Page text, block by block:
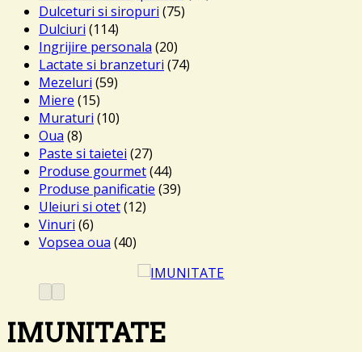
Dulceturi si siropuri (75)
Dulciuri (114)
Ingrijire personala (20)
Lactate si branzeturi (74)
Mezeluri (59)
Miere (15)
Muraturi (10)
Oua (8)
Paste si taietei (27)
Produse gourmet(44)
Produse panificatie (39)
Uleiuri si otet(12)
Vinuri (6)
Vopsea oua (40)
IMUNITATE